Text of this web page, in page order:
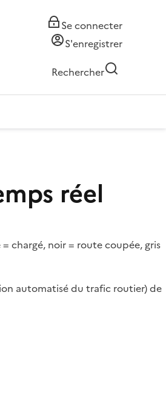
Se connecter
S'enregistrer
Rechercher
réel
chargé, noir = route coupée, gris
automatisé du trafic routier) de